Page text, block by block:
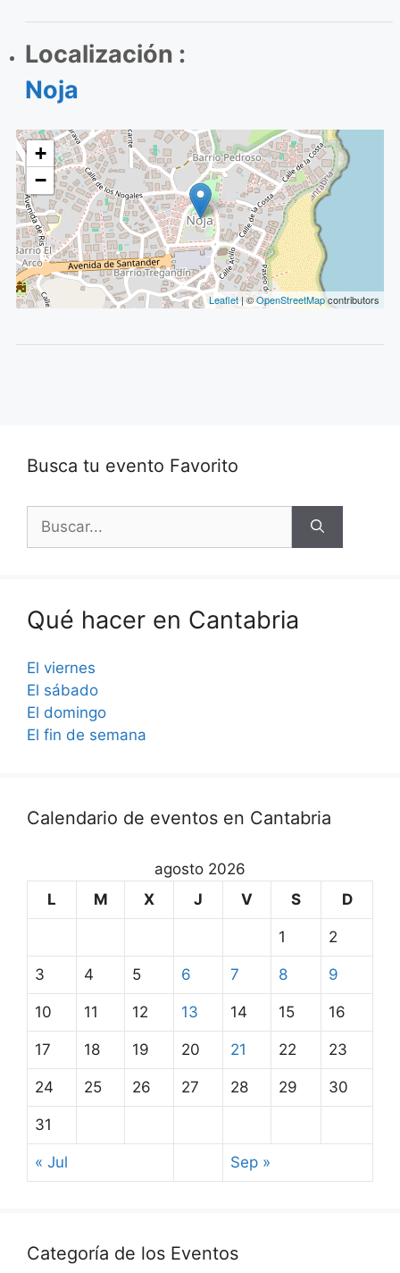
Localización :
Noja
+
−
Leaflet| ©OpenStreetMapcontributors
Busca tu evento Favorito
Qué hacer en Cantabria
El viernes
El sábado
El domingo
El fin de semana
Calendario de eventos en Cantabria
agosto 2026
L
M X J V S D
1 2
3 4 5 6 7 8 9
10 11 12 13 14 15 16
17 18 19 20 21 22 23
24 25 26 27 28 29 30
31
« Jul Sep »
Categoría de los Eventos